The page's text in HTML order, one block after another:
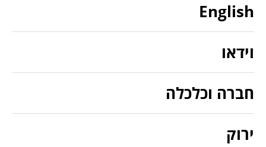
English
וידאו
חברה וכלכלה
ירוק